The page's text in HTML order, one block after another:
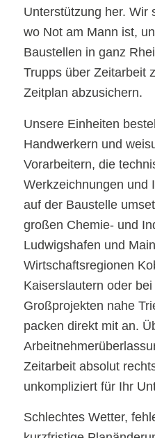
Unterstützung her. Wir
wo Not am Mann ist,
Baustellen in ganz
Trupps über Zeitarbeit
Zeitplan abzusichern.
Unsere Einheiten
Handwerkern und
Vorarbeitern, die
Werkzeichnungen und
auf der Baustelle
großen Chemie- und
Ludwigshafen und
Wirtschaftsregionen
Kaiserslautern oder
Großprojekten nahe
packen direkt mit an.
Zeitarbeit absolut
unkompliziert für Ihr
Schlechtes Wetter,